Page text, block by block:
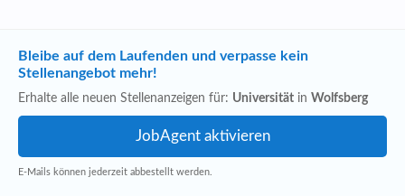
Bleibe auf dem Laufenden und verpasse kein
Stellenangebot mehr!
Erhalte alle neuen Stellenanzeigen für: Universität in Wolfsberg
E-Mails können jederzeit abbestellt werden.